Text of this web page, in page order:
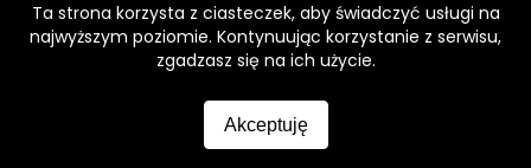
Egipt Marsa Alam
Safari Nurkowe Wadi Lahami
Ta strona korzysta z ciasteczek, aby świadczyć usługi na
najwyższym poziomie. Kontynuując korzystanie z serwisu,
zgadzasz się na ich użycie.
Akceptuję